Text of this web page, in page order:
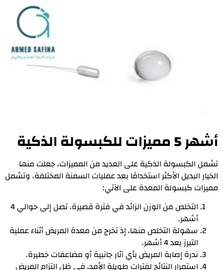
أشهر 5 مميزات للكبسولة الذكية
تشمل الكبسولة الذكية على العديد من المميزات، جعلت منها
الخيار البديل الأكثر استخدامًا بعد عمليات السمنة المختلفة، وتشمل
مميزات كبسولة المعدة على الآتي:
التخلص من الوزن الزائد في فترة قصيرة، تصل إلى حوالي 4
أشهر.
سهولة التخلص منها، إذ تخرج من معدة المريض أثناء عملية
التبرز بعد 4 أشهر.
ندرة إصابة المريض بأي آثار جانبية أو مضاعفات خطيرة.
استمرار النتائج لفترات طويلة الأمد، في ظل التزام المريض